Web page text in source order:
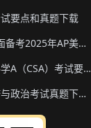
要点和真题下载
从考纲到真题，全面备考2025年AP美国政府与政治
2025年AP计算机科学A（CSA）考试要点和真题下载
2025年AP比较政府与政治考试真题下载与备考要点